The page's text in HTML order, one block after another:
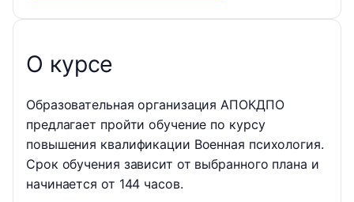
О курсе
Образовательная организация АПОКДПО
предлагает пройти обучение по курсу
повышения квалификации Военная психология.
Срок обучения зависит от выбранного плана и
начинается от 144 часов.